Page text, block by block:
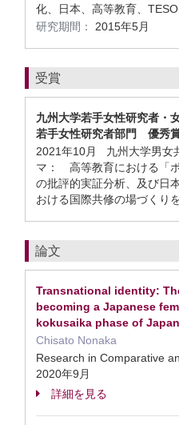
化、日本、高等教育、
研究期間：
2015年5月
受賞
九州大学若手女性研究者・
若手女性研究者部門 優秀
2021年10月 九州大学男女
マ： 高等教育における「
の批評的実証分析、及び日
おける国際共修の場づくり
論文
Transnational identity:
becoming a Japanese
kokusaika phase of Japan
Chisato Nonaka
Research in Comparative
2020年9月
詳細を見る